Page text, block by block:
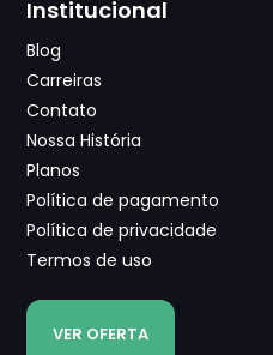
Institucional
Blog
Carreiras
Contato
Nossa História
Planos
Política de pagamento
Política de privacidade
Termos de uso
VER OFERTA